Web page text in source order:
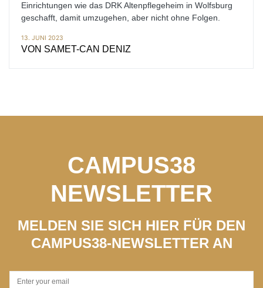
Einrichtungen wie das DRK Altenpflegeheim in Wolfsburg
geschafft, damit umzugehen, aber nicht ohne Folgen.
13. JUNI 2023
VON SAMET-CAN DENIZ
CAMPUS38
NEWSLETTER
MELDEN SIE SICH HIER FÜR DEN
CAMPUS38-NEWSLETTER AN